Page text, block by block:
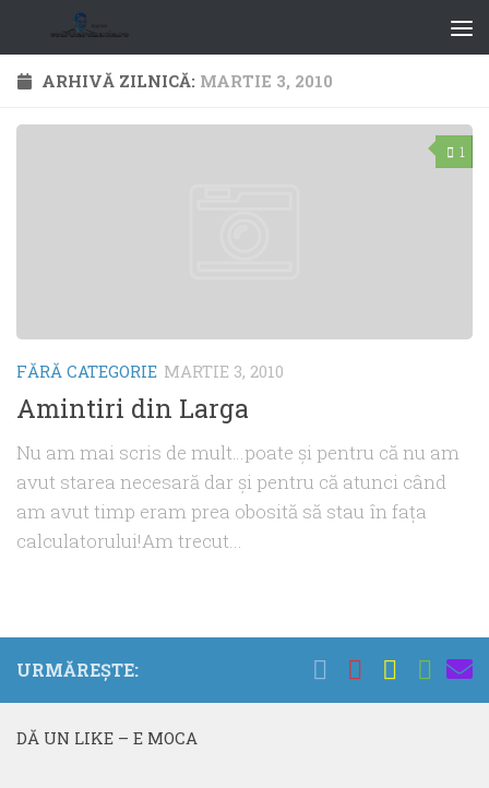
ARHIVĂ ZILNICĂ: MARTIE 3, 2010
1
FĂRĂ CATEGORIE MARTIE 3, 2010
Amintiri din Larga
Nu am mai scris de mult…poate şi pentru că nu am
avut starea necesară dar şi pentru că atunci când
am avut timp eram prea obosită să stau în faţa
calculatorului!Am trecut...
URMĂREȘTE:
DĂ UN LIKE – E MOCA